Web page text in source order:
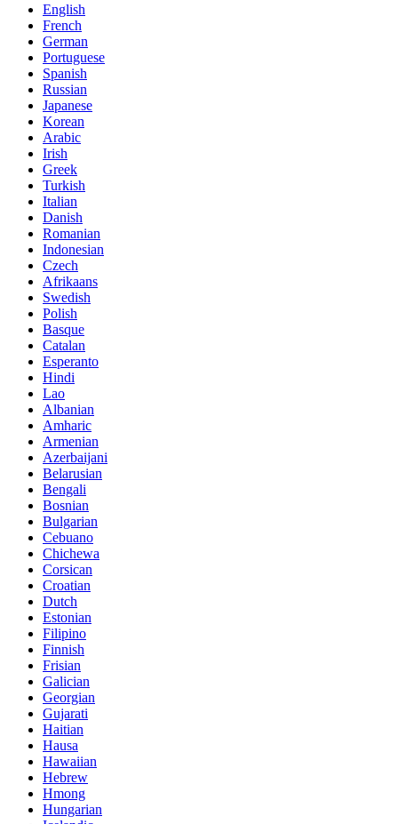
English
French
German
Portuguese
Spanish
Russian
Japanese
Korean
Arabic
Irish
Greek
Turkish
Italian
Danish
Romanian
Indonesian
Czech
Afrikaans
Swedish
Polish
Basque
Catalan
Esperanto
Hindi
Lao
Albanian
Amharic
Armenian
Azerbaijani
Belarusian
Bengali
Bosnian
Bulgarian
Cebuano
Chichewa
Corsican
Croatian
Dutch
Estonian
Filipino
Finnish
Frisian
Galician
Georgian
Gujarati
Haitian
Hausa
Hawaiian
Hebrew
Hmong
Hungarian